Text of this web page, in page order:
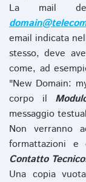
La mail
email indicata
stesso, deve
come, ad
"New Domain:
corpo il
messaggio
Non verranno
formattazioni
Contatto Tecnico.
Una copia